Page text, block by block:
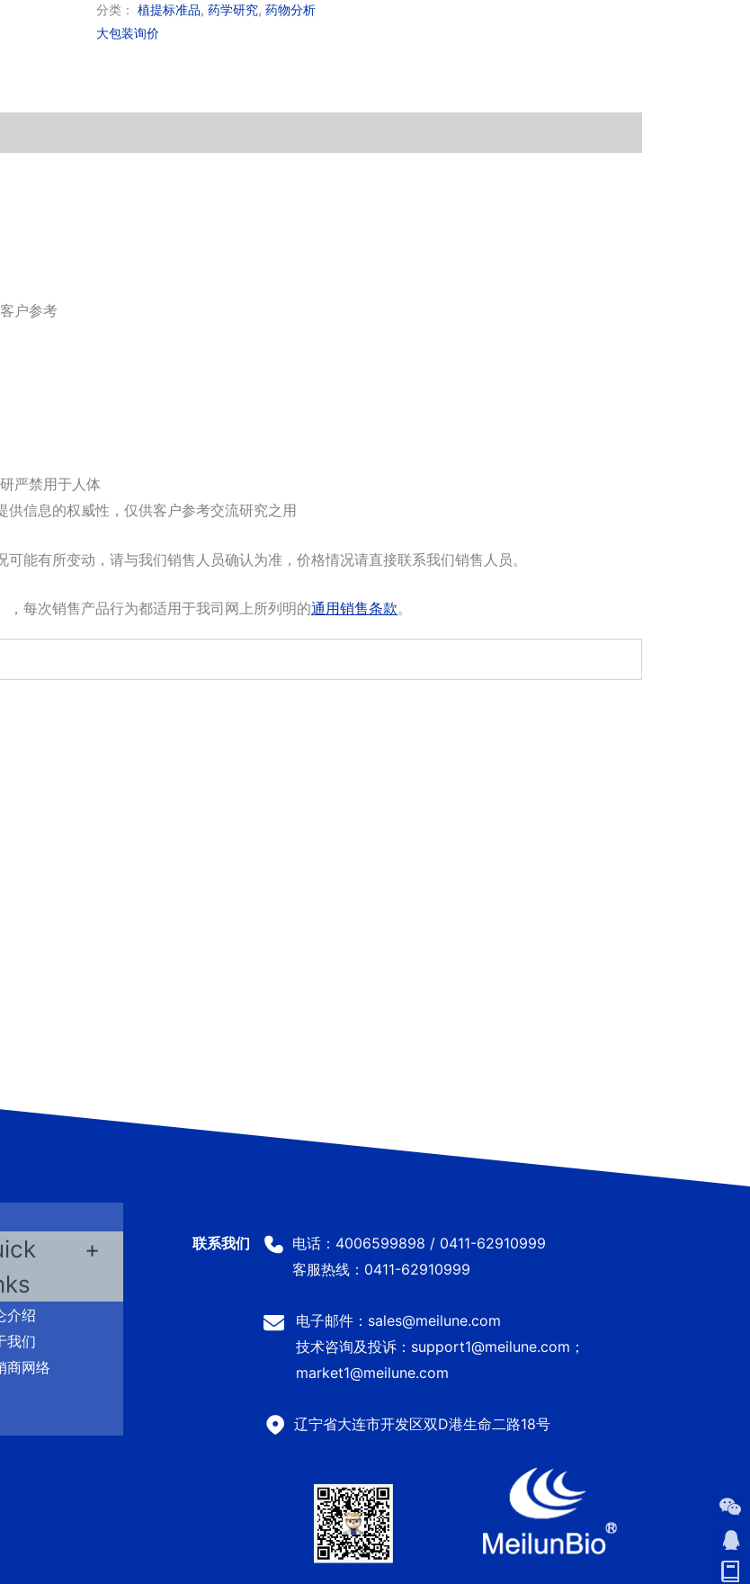
苷
(标
数
分类： 植提标准品, 药学研究, 药物分析
大包装询价
户参考
严禁用于人体
信息的权威性，仅供客户参考交流研究之用
能有所变动，请与我们销售人员确认为准，价格情况请直接联系我们销售人员。
每次销售产品行为都适用于我司网上所列明的通用销售条款。
介绍
我们
商网络
电话：4006599898 / 0411-62910999
客服热线：0411-62910999
电子邮件：sales@meilune.com
技术咨询及投诉：support1@meilune.com；
market1@meilune.com
辽宁省大连市开发区双D港生命二路18号